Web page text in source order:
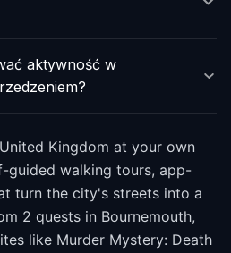
aktywność w
Kingdom at your own
guided walking tours, app-
turn the city's streets into a
2 quests in Bournemouth,
like Murder Mystery: Death